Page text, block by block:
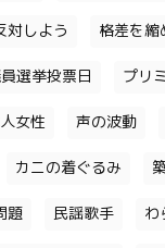
対しよう 格差を縮
選挙投票日 プリ
女性 声の波動
カニの着ぐるみ
題 民謡歌手 わ